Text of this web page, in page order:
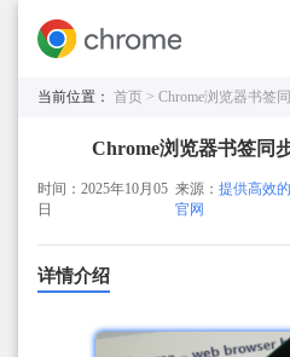
当前位置： 首页 > Chrome浏览器书签
Chrome浏览器书签同
时间：2025年10月05
日
来源：提供高效
官网
详情介绍